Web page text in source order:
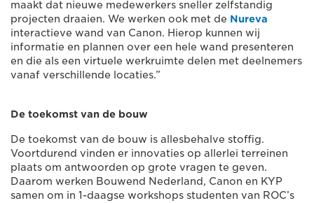
maakt dat nieuwe medewerkers sneller zelfstandig
projecten draaien. We werken ook met de Nureva
interactieve wand van Canon. Hierop kunnen wij
informatie en plannen over een hele wand presenteren
en die als een virtuele werkruimte delen met deelnemers
vanaf verschillende locaties.”
De toekomst van de bouw
De toekomst van de bouw is allesbehalve stoffig.
Voortdurend vinden er innovaties op allerlei terreinen
plaats om antwoorden op grote vragen te geven.
Daarom werken Bouwend Nederland, Canon en KYP
samen om in 1-daagse workshops studenten van ROC’s